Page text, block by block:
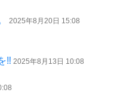
2025年8月20日 15:08
‼ 2025年8月13日 10:08